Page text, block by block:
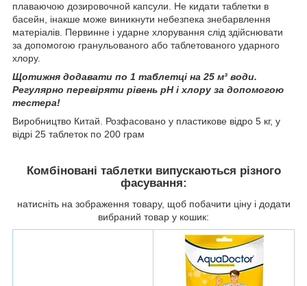
плаваючою дозировочной капсули. Не кидати таблетки в
басейн, інакше може виникнути небезпека знебарвлення
матеріалів. Первинне і ударне хлорування слід здійснювати
за допомогою гранульованого або таблетованого ударного
хлору.
Щотижня додавати по 1 таблетці на 25 м³ води.
Регулярно перевіряти рівень pH і хлору за допомогою
тестера!
Виробництво Китай. Розфасовано у пластикове відро 5 кг, у
відрі 25 таблеток по 200 грам
Комбіновані таблетки випускаються різного
фасування:
натисніть на зображення товару, щоб побачити ціну і додати
вибраний товар у кошик: